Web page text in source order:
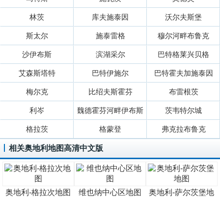
林茨 库夫施泰因 沃尔夫斯堡
斯太尔 施泰雷格 穆尔河畔布鲁克
沙伊布斯 滨湖采尔 巴特格莱兴贝格
艾森斯塔特 巴特伊施尔 巴特霍夫加施泰因
梅尔克 比绍夫斯霍芬 布雷根茨
利岑 魏德霍芬河畔伊布斯 茨韦特尔城
格拉茨 格蒙登 弗克拉布鲁克
相关奥地利地图高清中文版
奥地利-格拉次地图 维也纳中心区地图 奥地利-萨尔茨堡地